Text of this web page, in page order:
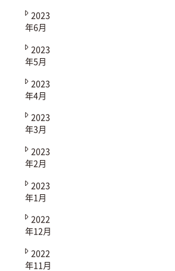
2023
年6月
2023
年5月
2023
年4月
2023
年3月
2023
年2月
2023
年1月
2022
年12月
2022
年11月